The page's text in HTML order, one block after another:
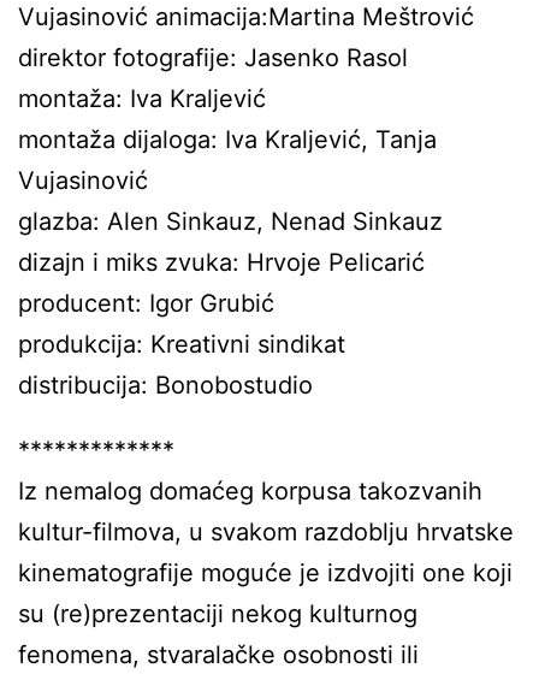
Vujasinović animacija:Martina Meštrović
direktor fotografije: Jasenko Rasol
montaža: Iva Kraljević
montaža dijaloga: Iva Kraljević, Tanja
Vujasinović
glazba: Alen Sinkauz, Nenad Sinkauz
dizajn i miks zvuka: Hrvoje Pelicarić
producent: Igor Grubić
produkcija: Kreativni sindikat
distribucija: Bonobostudio
*************
Iz nemalog domaćeg korpusa takozvanih
kultur-filmova, u svakom razdoblju hrvatske
kinematografije moguće je izdvojiti one koji
su (re)prezentaciji nekog kulturnog
fenomena, stvaralačke osobnosti ili